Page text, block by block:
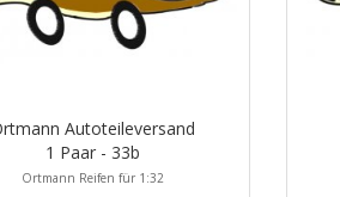
Autoteileversand
1 Paar - 33b
Ortmann Reifen für 1:32